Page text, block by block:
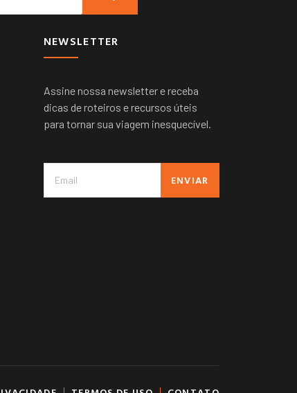
NEWSLETTER
Assine nossa newsletter e receba
dicas de roteiros e recursos úteis
para tornar sua viagem inesquecível.
ENVIAR